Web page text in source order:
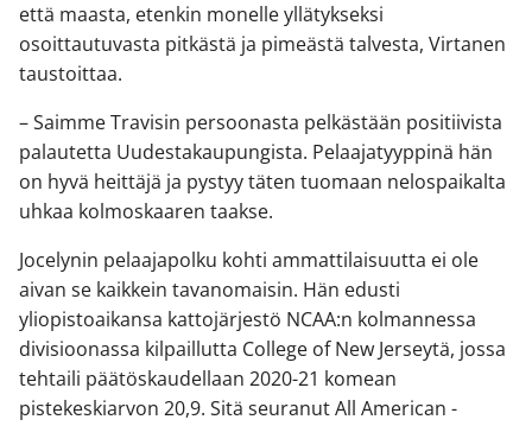
että maasta, etenkin monelle yllätykseksi
osoittautuvasta pitkästä ja pimeästä talvesta, Virtanen
taustoittaa.
– Saimme Travisin persoonasta pelkästään positiivista
palautetta Uudestakaupungista. Pelaajatyyppinä hän
on hyvä heittäjä ja pystyy täten tuomaan nelospaikalta
uhkaa kolmoskaaren taakse.
Jocelynin pelaajapolku kohti ammattilaisuutta ei ole
aivan se kaikkein tavanomaisin. Hän edusti
yliopistoaikansa kattojärjestö NCAA:n kolmannessa
divisioonassa kilpaillutta College of New Jerseytä, jossa
tehtaili päätöskaudellaan 2020-21 komean
pistekeskiarvon 20,9. Sitä seuranut All American -